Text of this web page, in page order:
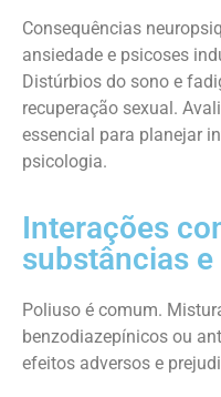
Consequências
ansiedade e psicoses
Distúrbios do sono e
recuperação sexual.
essencial para planejar
psicologia.
Interações
substâncias
Poliuso é comum.
benzodiazepínicos ou
efeitos adversos e